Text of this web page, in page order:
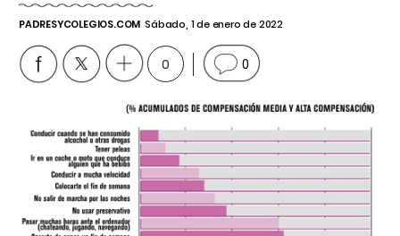
PADRESYCOLEGIOS.COM Sábado, 1 de enero de 2022
0 0